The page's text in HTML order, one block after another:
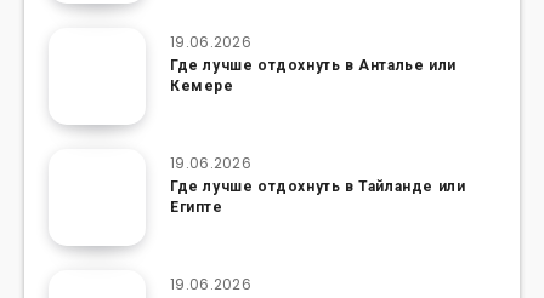
19.06.2026
Где лучше отдохнуть в Анталье или
Кемере
19.06.2026
Где лучше отдохнуть в Тайланде или
Египте
19.06.2026